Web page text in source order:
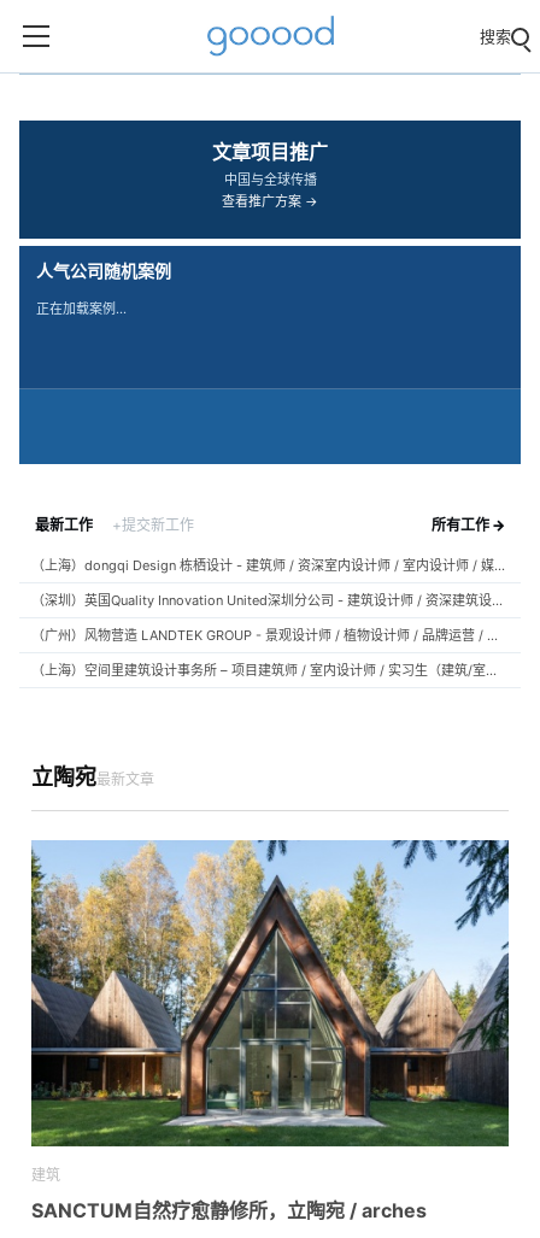
搜索
文章项目推广
中国与全球传播
查看推广方案 →
人气公司随机案例
正在加载案例…
最新工作 +提交新工作 所有工作 →
（上海）dongqi Design 栋栖设计 - 建筑师 / 资深室内设计师 / 室内设计师 / 媒体及公共关系主管 / 设计实习生（常年招聘）
（深圳）英国Quality Innovation United深圳分公司 - 建筑设计师 / 资深建筑设计师 / 室内设计师 / 设计实习生
（广州）风物营造 LANDTEK GROUP - 景观设计师 / 植物设计师 / 品牌运营 / 实习生
（上海）空间里建筑设计事务所 – 项目建筑师 / 室内设计师 / 实习生（建筑/室内）
立陶宛最新文章
建筑
SANCTUM自然疗愈静修所，立陶宛 / arches